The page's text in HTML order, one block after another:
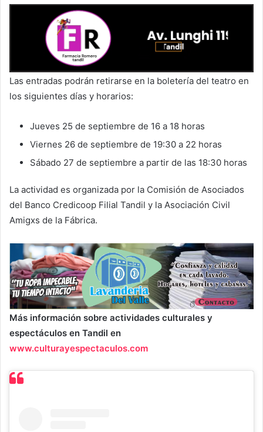
Las entradas podrán retirarse en la boletería del teatro en
los siguientes días y horarios:
Jueves 25 de septiembre de 16 a 18 horas
Viernes 26 de septiembre de 19:30 a 22 horas
Sábado 27 de septiembre a partir de las 18:30 horas
La actividad es organizada por la Comisión de Asociados
del Banco Credicoop Filial Tandil y la Asociación Civil
Amigxs de la Fábrica.
Más información sobre actividades culturales y
espectáculos en Tandil en
www.culturayespectaculos.com